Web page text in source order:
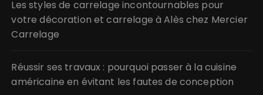
Les styles de carrelage incontournables pour
votre décoration et carrelage à Alès chez Mercier
Carrelage
Réussir ses travaux : pourquoi passer à la cuisine
américaine en évitant les fautes de conception